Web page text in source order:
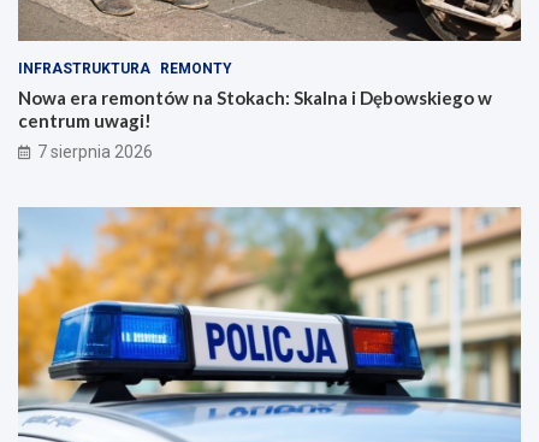
INFRASTRUKTURA REMONTY
Nowa era remontów na Stokach: Skalna i Dębowskiego w
centrum uwagi!
7 sierpnia 2026